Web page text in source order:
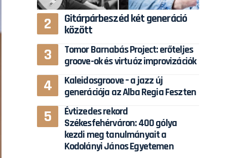
Gitárpárbeszéd két generáció
között
Tomor Barnabás Project: erőteljes
groove-ok és virtuóz improvizációk
Kaleidosgroove – a jazz új
generációja az Alba Regia Feszten
Évtizedes rekord
Székesfehérváron: 400 gólya
kezdi meg tanulmányait a
Kodolányi János Egyetemen